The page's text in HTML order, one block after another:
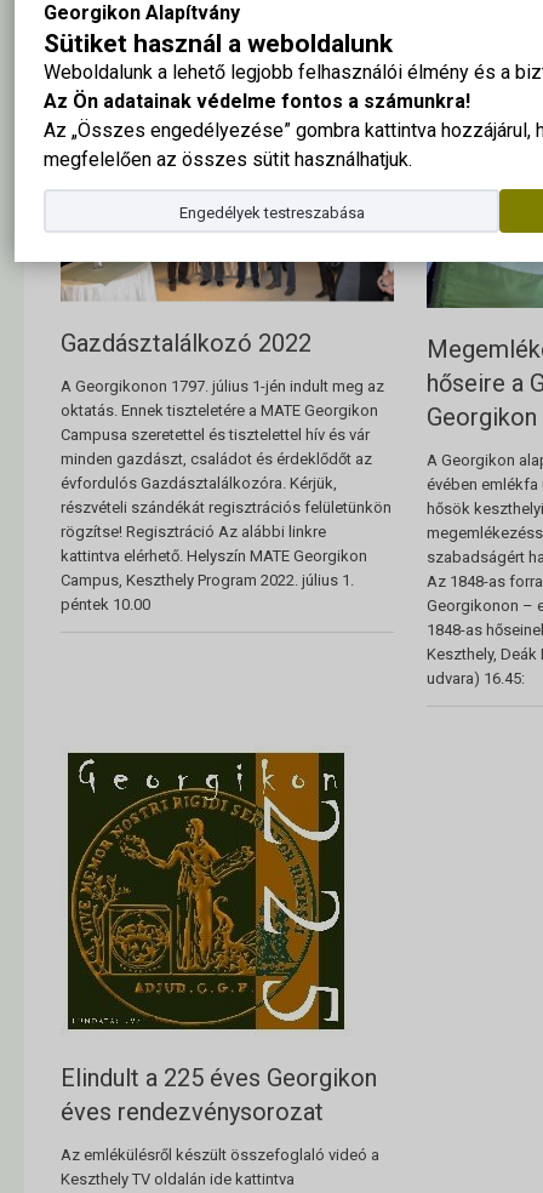
Georgikon Alapítvány
Sütiket használ a weboldalunk
Weboldalunk a lehető legjobb felhasználói élmény és a
Az Ön adatainak védelme fontos a számunkra!
Az „Összes engedélyezése” gombra kattintva hozzájárul,
megfelelően az összes sütit használhatjuk.
Engedélyek testreszabása
Gazdásztalálkozó 2022
A Georgikonon 1797. július 1-jén indult meg az
oktatás. Ennek tiszteletére a MATE Georgikon
Campusa szeretettel és tisztelettel hív és vár
minden gazdászt, családot és érdeklődőt az
évfordulós Gazdásztalálkozóra. Kérjük,
részvételi szándékát regisztrációs felületünkön
rögzítse! Regisztráció Az alábbi linkre
kattintva elérhető. Helyszín MATE Georgikon
Campus, Keszthely Program 2022. július 1.
péntek 10.00
hőseire a
A Georgikon
évében emlékfa
hősök
szabadságért
Az 1848-as
Georgikonon –
1848-as
Keszthely, Deák
udvara) 16.45:
Elindult a 225 éves Georgikon
éves rendezvénysorozat
Az emlékülésről készült összefoglaló videó a
Keszthely TV oldalán ide kattintva